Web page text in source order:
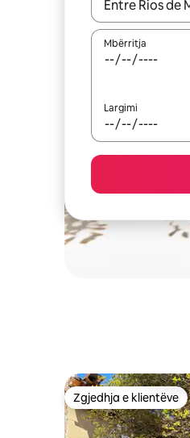
Kur rezultatet
Mbërritja
Largimi
Zgjedhja e klientëve
Zgjedhja e klientëve